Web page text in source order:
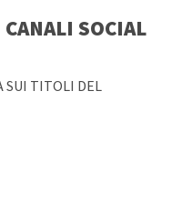
SOCIAL
SUI TITOLI DEL